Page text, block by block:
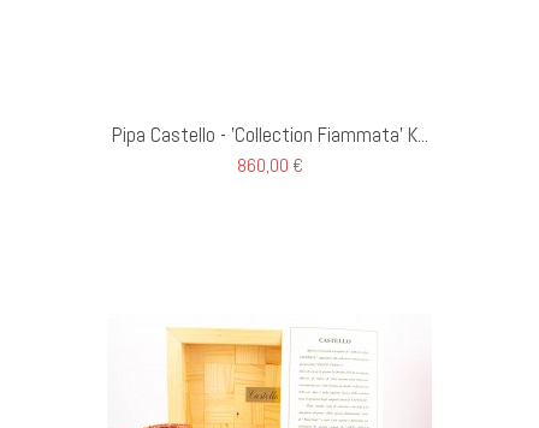
Pipa Castello - 'Collection Fiammata' K...
860,00 €